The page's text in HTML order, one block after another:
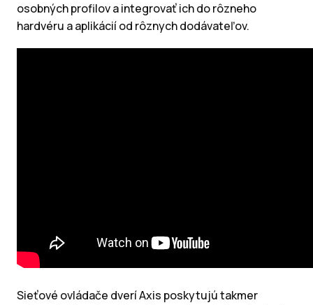
osobných profilov a integrovať ich do rôzneho
hardvéru a aplikácií od rôznych dodávateľov.
Sieťové ovládače dverí Axis poskytujú takmer